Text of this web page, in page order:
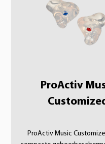
ProActiv
ProActiv Music